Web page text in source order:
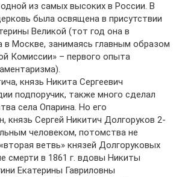
из самых высоких в России. В
была освящена в присутствии
Великой (тот год она в
в Москве, занимаясь главным образом
Комиссии» – первого опыта
князь Никита Сергеевич
подпоручик, также много сделал
села Опарина. Но его
князь Сергей Никитич Долгоруков 2-
человеком, потомства не
ветвь» князей Долгоруковых
смерти в 1861 г. вдовы Никиты
Екатерины Гавриловны